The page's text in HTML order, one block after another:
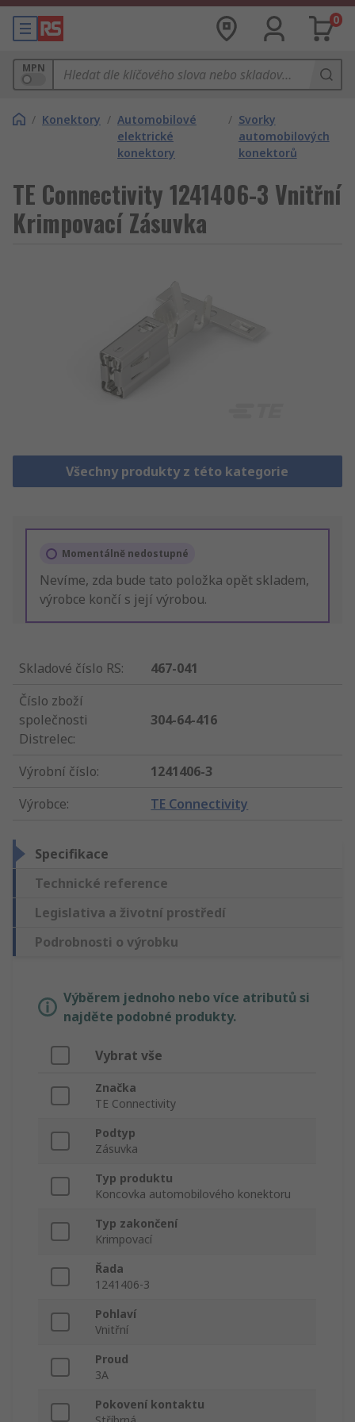
0
MPN
/ Konektory / Automobilové
elektrické
konektory
/ Svorky
automobilových
konektorů
TE Connectivity 1241406-3 Vnitřní
Krimpovací Zásuvka
Všechny produkty z této kategorie
Momentálně nedostupné
Nevíme, zda bude tato položka opět skladem,
výrobce končí s její výrobou.
Skladové číslo RS:
467-041
Číslo zboží
společnosti
Distrelec:
304-64-416
Výrobní číslo:
1241406-3
Výrobce: TE Connectivity
Specifikace
Technické reference
Legislativa a životní prostředí
Podrobnosti o výrobku
Výběrem jednoho nebo více atributů si
najděte podobné produkty.
Vybrat vše
Značka
TE Connectivity
Podtyp
Zásuvka
Typ produktu
Koncovka automobilového konektoru
Typ zakončení
Krimpovací
Řada
1241406-3
Pohlaví
Vnitřní
Proud
3A
Pokovení kontaktu